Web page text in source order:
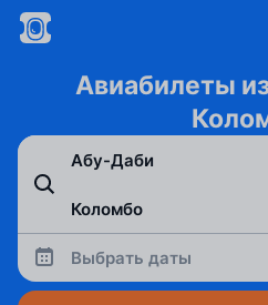
Авиабилеты
Выбрать даты